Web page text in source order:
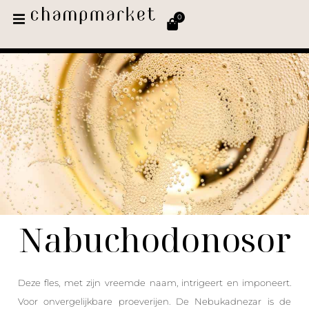
0
Nabuchodonosor
Deze fles, met zijn vreemde naam, intrigeert en imponeert.
Voor onvergelijkbare proeverijen. De Nebukadnezar is de